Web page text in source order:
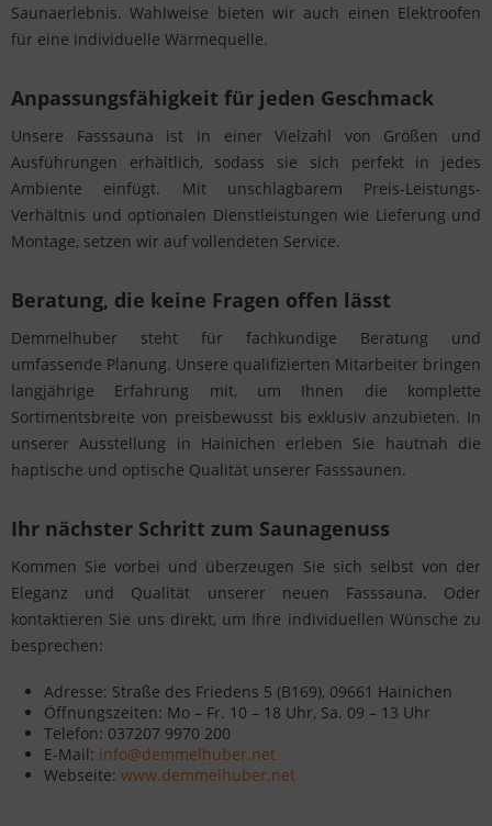
Saunaerlebnis. Wahlweise bieten wir auch einen Elektroofen
für eine individuelle Wärmequelle.
Anpassungsfähigkeit für jeden Geschmack
Unsere Fasssauna ist in einer Vielzahl von Größen und
Ausführungen erhältlich, sodass sie sich perfekt in jedes
Ambiente einfügt. Mit unschlagbarem Preis-Leistungs-
Verhältnis und optionalen Dienstleistungen wie Lieferung und
Montage, setzen wir auf vollendeten Service.
Beratung, die keine Fragen offen lässt
Demmelhuber steht für fachkundige Beratung und
umfassende Planung. Unsere qualifizierten Mitarbeiter bringen
langjährige Erfahrung mit, um Ihnen die komplette
Sortimentsbreite von preisbewusst bis exklusiv anzubieten. In
unserer Ausstellung in Hainichen erleben Sie hautnah die
haptische und optische Qualität unserer Fasssaunen.
Ihr nächster Schritt zum Saunagenuss
Kommen Sie vorbei und überzeugen Sie sich selbst von der
Eleganz und Qualität unserer neuen Fasssauna. Oder
kontaktieren Sie uns direkt, um Ihre individuellen Wünsche zu
besprechen:
Adresse: Straße des Friedens 5 (B169), 09661 Hainichen
Öffnungszeiten: Mo – Fr. 10 – 18 Uhr, Sa. 09 – 13 Uhr
Telefon: 037207 9970 200
E-Mail: info@demmelhuber.net
Webseite: www.demmelhuber.net